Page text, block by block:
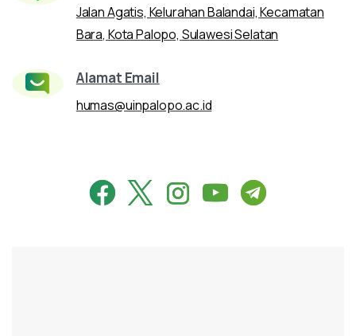
Jalan Agatis, Kelurahan Balandai, Kecamatan
Bara, Kota Palopo, Sulawesi Selatan
Alamat Email
humas@uinpalopo.ac.id